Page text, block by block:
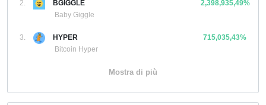
2.
BGIGGLE
Baby Giggle
2,398,935,49%
3.
HYPER
Bitcoin Hyper
715,035,43%
Mostra di più